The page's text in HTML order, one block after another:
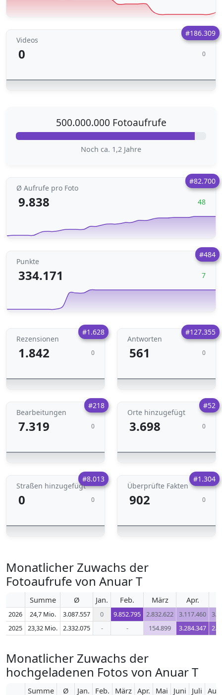
#186.309
Videos
0 0
500.000.000 Fotoaufrufe
Noch ca. 1,2 Jahre
#82.700
Ø Aufrufe pro Foto
9.838 48
#484
Punkte
334.171 7
#1.628
Rezensionen
1.842 0
#127.355
Antworten
561 0
#218
Bearbeitungen
7.319 0
#52
Orte hinzugefügt
3.698 0
#8.013
Straßen hinzugefügt
0 0
#1.304
Überprüfte Fakten
902 0
Monatlicher Zuwachs der
Fotoaufrufe von Anuar T
Summe Ø Jan. Feb. März Apr.
2026 24,7 Mio. 3.087.557 0 9.852.795 2.832.622 3.117.460
2025
23,32 Mio. 2.332.075 - - 154.899 3.284.347
Monatlicher Zuwachs der
hochgeladenen Fotos von Anuar T
Summe Ø Jan. Feb. März Apr. Mai Juni Juli